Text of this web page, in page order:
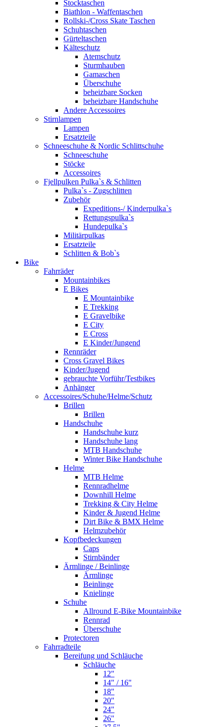
Stocktaschen
Biathlon - Waffentaschen
Rollski-/Cross Skate Taschen
Schuhtaschen
Gürteltaschen
Kälteschutz
Atemschutz
Sturmhauben
Gamaschen
Überschuhe
beheizbare Socken
beheizbare Handschuhe
Andere Accessoires
Stirnlampen
Lampen
Ersatzteile
Schneeschuhe & Nordic Schlittschuhe
Schneeschuhe
Stöcke
Accessoires
Fjellpulken Pulka`s & Schlitten
Pulka`s - Zugschlitten
Zubehör
Expeditions-/ Kinderpulka`s
Rettungspulka`s
Hundepulka`s
Militärpulkas
Ersatzteile
Schlitten & Bob`s
Bike
Fahrräder
Mountainbikes
E Bikes
E Mountainbike
E Trekking
E Gravelbike
E City
E Cross
E Kinder/Jungend
Rennräder
Cross Gravel Bikes
Kinder/Jugend
gebrauchte Vorführ/Testbikes
Anhänger
Accessoires/Schuhe/Helme/Schutz
Brillen
Brillen
Handschuhe
Handschuhe kurz
Handschuhe lang
MTB Handschuhe
Winter Bike Handschuhe
Helme
MTB Helme
Rennradhelme
Downhill Helme
Trekking & City Helme
Kinder & Jugend Helme
Dirt Bike & BMX Helme
Helmzubehör
Kopfbedeckungen
Caps
Stirnbänder
Ärmlinge / Beinlinge
Ärmlinge
Beinlinge
Knielinge
Schuhe
Allround E-Bike Mountainbike
Rennrad
Überschuhe
Protectoren
Fahrradteile
Bereifung und Schläuche
Schläuche
12"
14" / 16"
18"
20"
24"
26"